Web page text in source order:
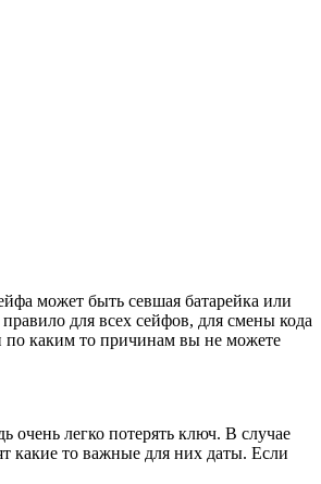
может быть севшая батарейка или
для всех сейфов, для смены кода
по каким то причинам вы не можете
очень легко потерять ключ. В случае
какие то важные для них даты. Если